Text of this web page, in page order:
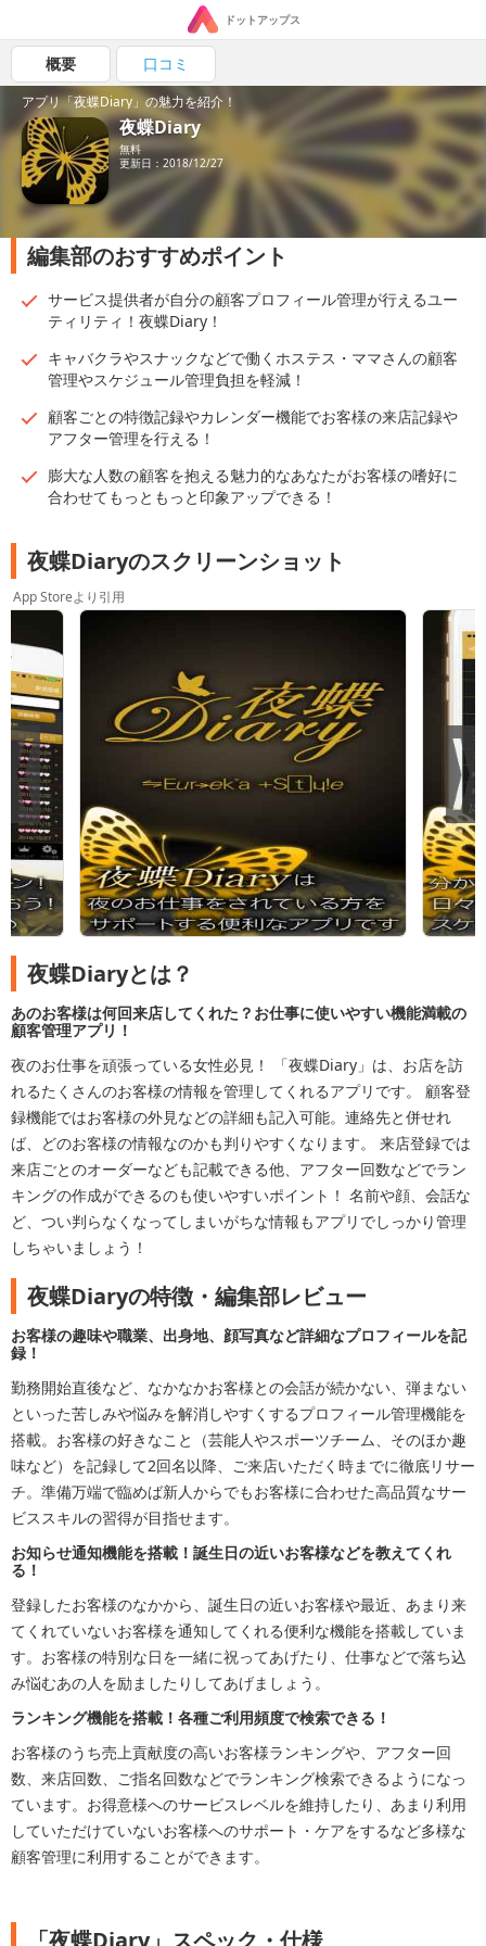
ドットアップス
概要 口コミ
アプリ「夜蝶Diary」の魅力を紹介！
夜蝶Diary
無料
更新日：2018/12/27
編集部のおすすめポイント
サービス提供者が自分の顧客プロフィール管理が行えるユー
ティリティ！夜蝶Diary！
キャバクラやスナックなどで働くホステス・ママさんの顧客
管理やスケジュール管理負担を軽減！
顧客ごとの特徴記録やカレンダー機能でお客様の来店記録や
アフター管理を行える！
膨大な人数の顧客を抱える魅力的なあなたがお客様の嗜好に
合わせてもっともっと印象アップできる！
夜蝶Diaryのスクリーンショット
App Storeより引用
夜蝶Diaryとは？
あのお客様は何回来店してくれた？お仕事に使いやすい機能満載の
顧客管理アプリ！
夜のお仕事を頑張っている女性必見！ 「夜蝶Diary」は、お店を訪
れるたくさんのお客様の情報を管理してくれるアプリです。 顧客登
録機能ではお客様の外見などの詳細も記入可能。連絡先と併せれ
ば、どのお客様の情報なのかも判りやすくなります。 来店登録では
来店ごとのオーダーなども記載できる他、アフター回数などでラン
キングの作成ができるのも使いやすいポイント！ 名前や顔、会話な
ど、つい判らなくなってしまいがちな情報もアプリでしっかり管理
しちゃいましょう！
夜蝶Diaryの特徴・編集部レビュー
お客様の趣味や職業、出身地、顔写真など詳細なプロフィールを記
録！
勤務開始直後など、なかなかお客様との会話が続かない、弾まない
といった苦しみや悩みを解消しやすくするプロフィール管理機能を
搭載。お客様の好きなこと（芸能人やスポーツチーム、そのほか趣
味など）を記録して2回名以降、ご来店いただく時までに徹底リサー
チ。準備万端で臨めば新人からでもお客様に合わせた高品質なサー
ビススキルの習得が目指せます。
お知らせ通知機能を搭載！誕生日の近いお客様などを教えてくれ
る！
登録したお客様のなかから、誕生日の近いお客様や最近、あまり来
てくれていないお客様を通知してくれる便利な機能を搭載していま
す。お客様の特別な日を一緒に祝ってあげたり、仕事などで落ち込
み悩むあの人を励ましたりしてあげましょう。
ランキング機能を搭載！各種ご利用頻度で検索できる！
お客様のうち売上貢献度の高いお客様ランキングや、アフター回
数、来店回数、ご指名回数などでランキング検索できるようになっ
ています。お得意様へのサービスレベルを維持したり、あまり利用
していただけていないお客様へのサポート・ケアをするなど多様な
顧客管理に利用することができます。
「夜蝶Diary」スペック・仕様